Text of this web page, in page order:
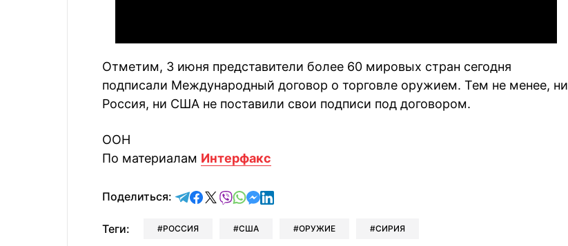
Отметим, 3 июня представители более 60 мировых стран сегодня
подписали Международный договор о торговле оружием. Тем не менее, ни
Россия, ни США не поставили свои подписи под договором.
ООН
По материалам Интерфакс
Поделиться: отправить в Telegram
поделиться в Facebook
поделиться в X
отправить в Viber
отправить в Whatsapp
отправить в Messenger
отправить в LinkedIn
Теги: РОССИЯ США ОРУЖИЕ СИРИЯ